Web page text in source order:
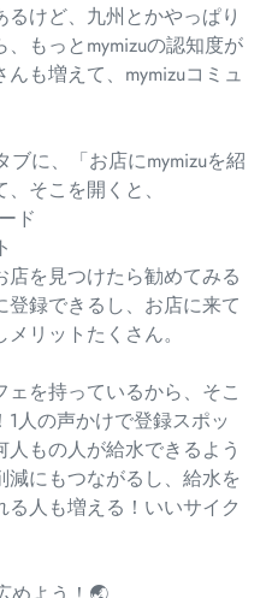
けど、九州とかやっぱり
もっとmymizuの認知度が
も増えて、mymizuコミュ
ブに、「お店にmymizuを紹
そこを開くと、
ド
を見つけたら勧めてみる
録できるし、お店に来て
リットたくさん。
を持っているから、そこ
1人の声かけで登録スポッ
人もの人が給水できるよう
にもつながるし、給水を
人も増える！いいサイク